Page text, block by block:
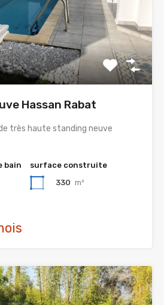
Hassan Rabat
très haute standing neuve
bain
surface construite
330 m²